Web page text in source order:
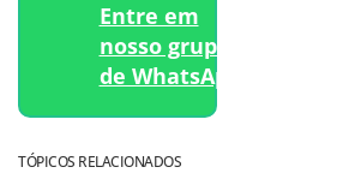
Entre em
nosso grupo
de WhatsApp.
TÓPICOS RELACIONADOS